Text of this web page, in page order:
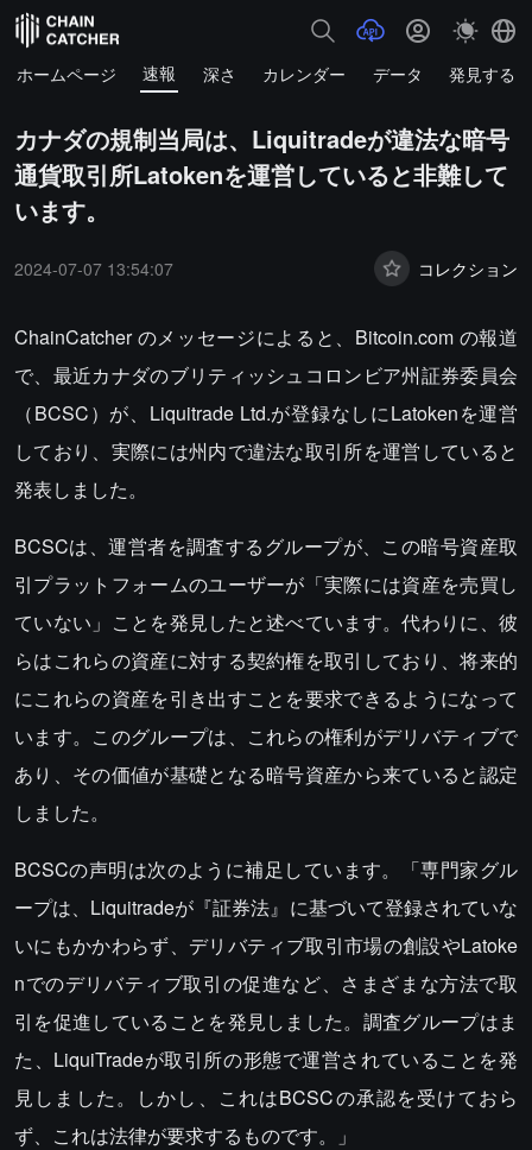
ホームページ 速報 深さ カレンダー データ 発見する
カナダの規制当局は、Liquitradeが違法な暗号
通貨取引所Latokenを運営していると非難して
います。
2024-07-07 13:54:07 コレクション
ChainCatcher のメッセージによると、Bitcoin.com の報道
で、最近カナダのブリティッシュコロンビア州証券委員会
（BCSC）が、Liquitrade Ltd.が登録なしにLatokenを運営
しており、実際には州内で違法な取引所を運営していると
発表しました。
BCSCは、運営者を調査するグループが、この暗号資産取
引プラットフォームのユーザーが「実際には資産を売買し
ていない」ことを発見したと述べています。代わりに、彼
らはこれらの資産に対する契約権を取引しており、将来的
にこれらの資産を引き出すことを要求できるようになって
います。このグループは、これらの権利がデリバティブで
あり、その価値が基礎となる暗号資産から来ていると認定
しました。
BCSCの声明は次のように補足しています。「専門家グル
ープは、Liquitradeが『証券法』に基づいて登録されていな
いにもかかわらず、デリバティブ取引市場の創設やLatoke
nでのデリバティブ取引の促進など、さまざまな方法で取
引を促進していることを発見しました。調査グループはま
た、LiquiTradeが取引所の形態で運営されていることを発
見しました。しかし、これはBCSCの承認を受けておら
ず、これは法律が要求するものです。」